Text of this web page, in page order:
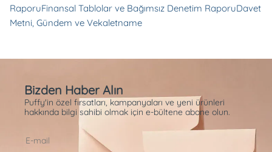
RaporuFinansal Tablolar ve Bağımsız Denetim RaporuDavet
Metni, Gündem ve Vekaletname
Bizden Haber Alın
Puffy'in özel fırsatları, kampanyaları ve yeni ürünleri
hakkında bilgi sahibi olmak için e-bültene abone olun.